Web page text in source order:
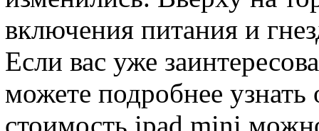
включения питания и
Если вас уже
можете подробнее узнать
стоимость ipad mini